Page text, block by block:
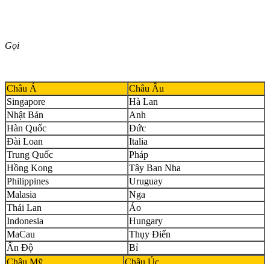
Gọi
Châu Á
Châu Âu
Singapore
Hà Lan
Nhật Bản
Anh
Hàn Quốc
Đức
Đài Loan
Italia
Trung Quốc
Pháp
Hồng Kong
Tây Ban Nha
Philippines
Uruguay
Malasia
Nga
Thái Lan
Áo
Indonesia
Hungary
MaCau
Thụy Điển
Ấn Độ
Bỉ